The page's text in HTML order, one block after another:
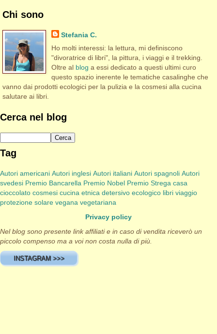
Chi sono
Stefania C.
Ho molti interessi: la lettura, mi definiscono
"divoratrice di libri", la pittura, i viaggi e il trekking.
Oltre al blog a essi dedicato a questi ultimi curo
questo spazio inerente le tematiche casalinghe che
vanno dai prodotti ecologici per la pulizia e la cosmesi alla cucina
salutare ai libri.
Cerca nel blog
Tag
Autori americani Autori inglesi Autori italiani Autori spagnoli Autori
svedesi Premio Bancarella Premio Nobel Premio Strega casa
cioccolato cosmesi cucina etnica detersivo ecologico libri viaggio
protezione solare vegana vegetariana
Privacy policy
Nel blog sono presente link affiliati e in caso di vendita riceverò un
piccolo compenso ma a voi non costa nulla di più.
INSTAGRAM >>>